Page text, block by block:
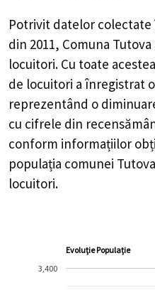
Potrivit datelor
din 2011, Comuna Tutova
locuitori. Cu toate
de locuitori a înregistrat o
reprezentând o
cu cifrele din
conform informațiilor
populația comunei
locuitori.
Evoluție Populație
3,400